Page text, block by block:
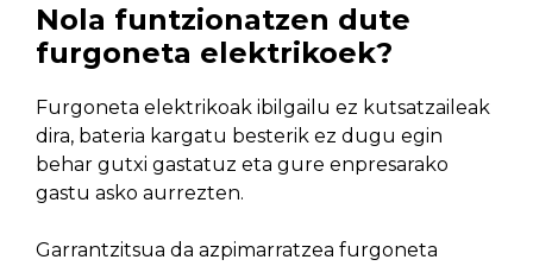
Nola funtzionatzen dute
furgoneta elektrikoek?
Furgoneta elektrikoak ibilgailu ez kutsatzaileak
dira, bateria kargatu besterik ez dugu egin
behar gutxi gastatuz eta gure enpresarako
gastu asko aurrezten.
Garrantzitsua da azpimarratzea furgoneta